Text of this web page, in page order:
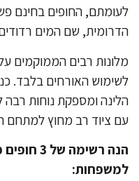
החופים בחינם
שם המים רדודים
רבים הממוקמים על
האורחים בלבד.
ומספקת נוחות רבה
ציוד רב מחוץ למתחם
הנה רשימה של